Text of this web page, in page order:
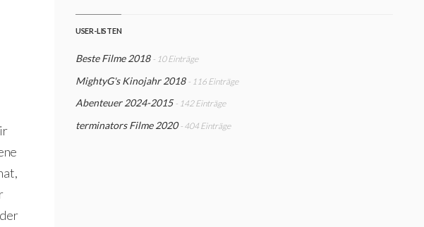
USER-LISTEN
Beste Filme 2018 - 10 Einträge
MightyG's Kinojahr 2018 - 116 Einträge
Abenteuer 2024-2015 - 142 Einträge
terminators Filme 2020 - 404 Einträge